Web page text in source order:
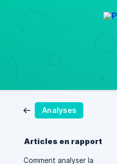
Analyses
Articles en rapport
Comment analyser la